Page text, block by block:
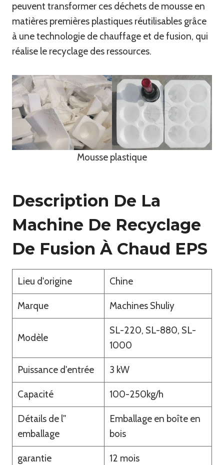
peuvent transformer ces déchets de mousse en
matières premières plastiques réutilisables grâce
à une technologie de chauffage et de fusion, qui
réalise le recyclage des ressources.
Mousse plastique
Description De La
Machine De Recyclage
De Fusion À Chaud EPS
Lieu d'origine Chine
Marque Machines Shuliy
Modèle
SL-220, SL-880, SL-
1000
Puissance d'entrée 3 kW
Capacité 100-250kg/h
Détails de l''
emballage
Emballage en boîte en
bois
garantie 12 mois